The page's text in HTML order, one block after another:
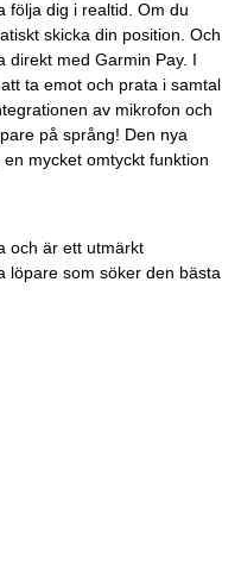
följa dig i realtid. Om du
skicka din position. Och
med Garmin Pay. I
ta emot och prata i samtal
av mikrofon och
på språng! Den nya
mycket omtyckt funktion
och är ett utmärkt
löpare som söker den bästa